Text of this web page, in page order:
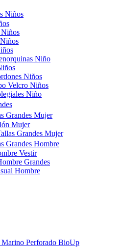
Niños
Niño
Niños
Velcro Niños
Niño
Grandes Mujer
Mujer
Grandes Mujer
Grandes Hombre
Vestir
Grandes
Hombre
Perforado BioUp